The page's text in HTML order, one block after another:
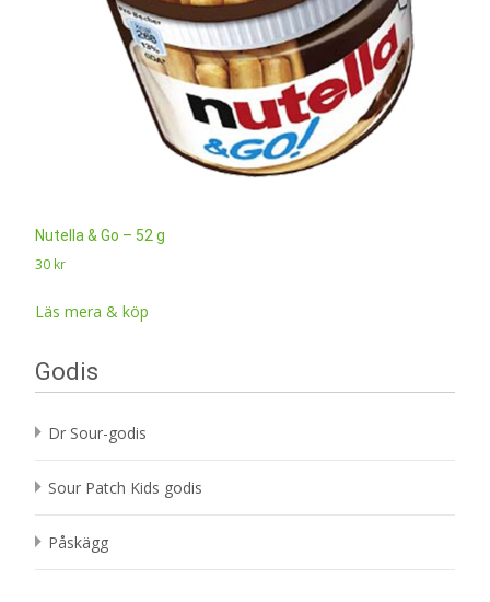
Nutella & Go – 52 g
30 kr
Läs mera & köp
Godis
Dr Sour-godis
Sour Patch Kids godis
Påskägg